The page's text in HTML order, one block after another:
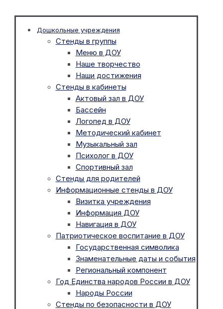
Дошкольные учреждения
Стенды в группы
Меню в ДОУ
Наше творчество
Наши достижения
Стенды в кабинеты
Актовый зал в ДОУ
Бассейн
Логопед в ДОУ
Методический кабинет
Музыкальный зал
Психолог в ДОУ
Спортивный зал
Стенды для родителей
Информационные стенды в ДОУ
Визитка учреждения
Информация ДОУ
Навигация в ДОУ
Патриотическое воспитание в ДОУ
Государственная символика
Знаменательные даты и события
Региональный компонент
Год Единства народов России в ДОУ
Народы России
Стенды по безопасности в ДОУ